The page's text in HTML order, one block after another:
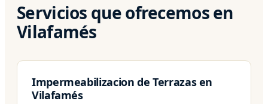
Servicios que ofrecemos en
Vilafamés
Impermeabilizacion de Terrazas en
Vilafamés